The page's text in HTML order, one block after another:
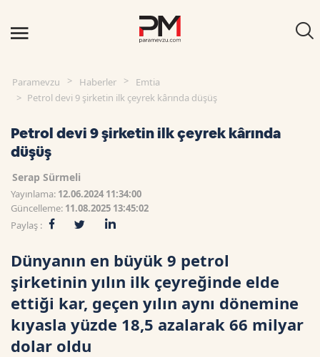
Paramevzu Haberler
Emtia
Petrol devi 9 şirketin ilk çeyrek kârında düşüş
Petrol devi 9 şirketin ilk çeyrek kârında
düşüş
Serap Sürmeli
Yayınlama: 12.06.2024 11:34:00
Güncelleme: 11.08.2025 13:45:02
Paylaş :
Dünyanın en büyük 9 petrol
şirketinin yılın ilk çeyreğinde elde
ettiği kar, geçen yılın aynı dönemine
kıyasla yüzde 18,5 azalarak 66 milyar
dolar oldu